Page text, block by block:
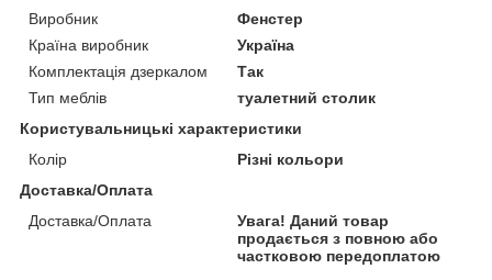
Виробник
Фенстер
Країна виробник
Україна
Комплектація дзеркалом
Так
Тип меблів
туалетний столик
Користувальницькі характеристики
Колір
Різні кольори
Доставка/Оплата
Доставка/Оплата
Увага! Даний товар
продається з повною або
частковою передоплатою